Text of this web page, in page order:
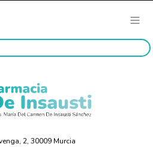
2, 30009 Murcia